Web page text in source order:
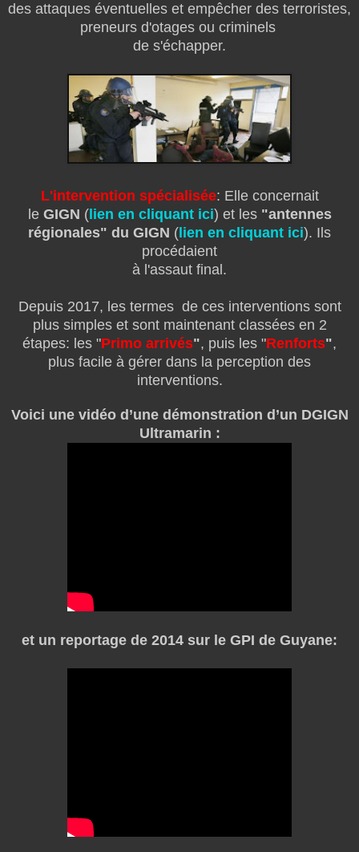
des attaques éventuelles et empêcher des terroristes,
preneurs d'otages ou criminels
de s'échapper.
L'intervention spécialisée: Elle concernait
le GIGN (lien en cliquant ici) et les "antennes
régionales" du GIGN ( lien en cliquant ici). Ils
procédaient
à l'assaut final.
Depuis 2017, les termes de ces interventions sont
plus simples et sont maintenant classées en 2
étapes: les "Primo arrivés", puis les "Renforts",
plus facile à gérer dans la perception des
interventions.
Voici une vidéo d’une démonstration d’un DGIGN
Ultramarin :
et un reportage de 2014 sur le GPI de Guyane: